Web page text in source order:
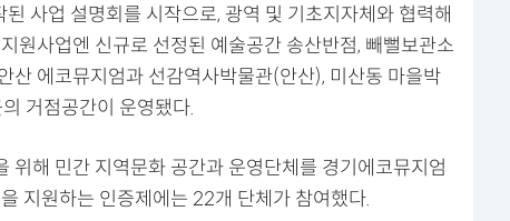
사업 설명회를 시작으로, 광역 및 기초지자체와 협력해
원사업엔 신규로 선정된 예술공간 송산반점, 빼뻘보관소
산 에코뮤지엄과 선감역사박물관(안산), 미산동 마을박
거점공간이 운영됐다.
위해 민간 지역문화 공간과 운영단체를 경기에코뮤지엄
지원하는 인증제에는 22개 단체가 참여했다.